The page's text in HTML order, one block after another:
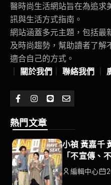
醫時尚生活網站旨在為追求
訊與生活方式指南。
網站涵蓋多元主題，包括最
及時尚趨勢，幫助讀者了解
適合自己的方式。
關於我們 聯絡我們
熱門文章
小禎 黃嘉千
「不宣傳、
編輯中心